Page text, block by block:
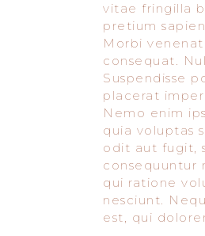
vitae fringilla
pretium
Morbi
consequat.
Suspendisse
placerat
Nemo enim
quia voluptas
odit aut fugit,
consequuntur
qui ratione
nesciunt.
est, qui